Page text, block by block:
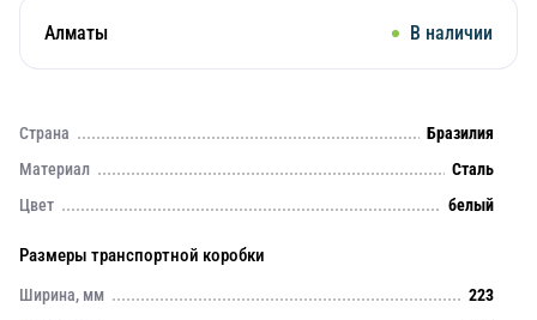
Алматы В наличии
Страна
Бразилия
Материал
Сталь
Цвет
белый
Размеры транспортной коробки
Ширина, мм
223